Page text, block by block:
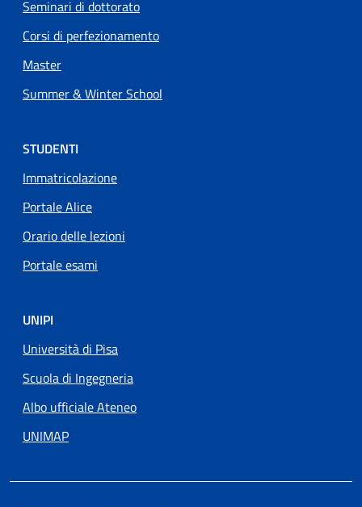
Seminari di dottorato
Corsi di perfezionamento
Master
Summer & Winter School
STUDENTI
Immatricolazione
Portale Alice
Orario delle lezioni
Portale esami
UNIPI
Università di Pisa
Scuola di Ingegneria
Albo ufficiale Ateneo
UNIMAP